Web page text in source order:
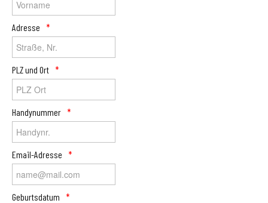
Adresse
PLZ und Ort
Handynummer
Email-Adresse
Geburtsdatum